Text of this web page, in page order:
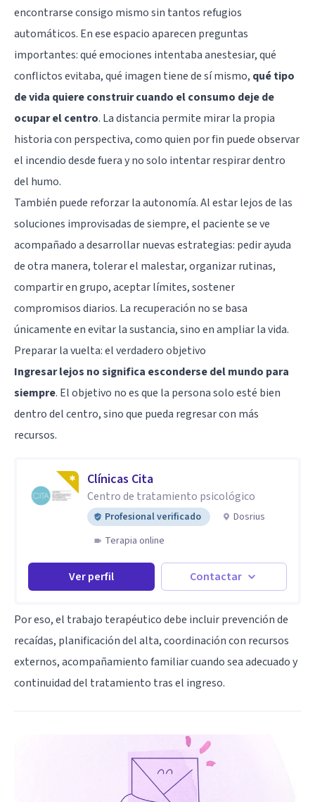
encontrarse consigo mismo sin tantos refugios
automáticos. En ese espacio aparecen preguntas
importantes: qué emociones intentaba anestesiar, qué
conflictos evitaba, qué imagen tiene de sí mismo, qué tipo
de vida quiere construir cuando el consumo deje de
ocupar el centro. La distancia permite mirar la propia
historia con perspectiva, como quien por fin puede observar
el incendio desde fuera y no solo intentar respirar dentro
del humo.
También puede reforzar la autonomía. Al estar lejos de las
soluciones improvisadas de siempre, el paciente se ve
acompañado a desarrollar nuevas estrategias: pedir ayuda
de otra manera, tolerar el malestar, organizar rutinas,
compartir en grupo, aceptar límites, sostener
compromisos diarios. La recuperación no se basa
únicamente en evitar la sustancia, sino en ampliar la vida.
Preparar la vuelta: el verdadero objetivo
Ingresar lejos no significa esconderse del mundo para
siempre. El objetivo no es que la persona solo esté bien
dentro del centro, sino que pueda regresar con más
recursos.
Clínicas Cita
Centro de tratamiento psicológico
Profesional verificado
Dosrius
Terapia online
Ver perfil Contactar
Por eso, el trabajo terapéutico debe incluir prevención de
recaídas, planificación del alta, coordinación con recursos
externos, acompañamiento familiar cuando sea adecuado y
continuidad del tratamiento tras el ingreso.